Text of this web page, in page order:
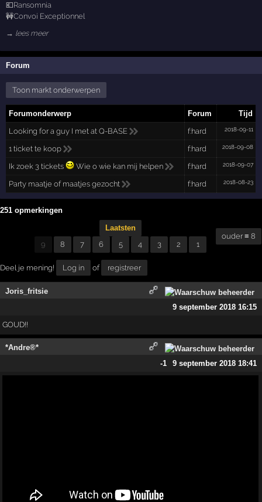
💶Ransomnia
🚧Convoi Exceptionnel
→ lees meer
Forum
Toon markt onderwerpen
Forumonderwerp Forum
Tijd
Looking for a guy I met at Q-BASE
f:hard 2018-09-11
1 ticket te koop f:hard 2018-09-08
Ik zoek 3 tickets Wie o wie kan mij helpen f:hard 2018-09-07
Party maatje of maatjes gezocht f:hard 2018-08-23
251 opmerkingen
Laatsten
9
8 7 6 5 4 3 2 1
ouder ≡ 8
Deel je mening! Log in of registreer
Joris_fritsie
9 september 2018 16:15
GOUD!!
*Andre®*
-1
9 september 2018 18:41